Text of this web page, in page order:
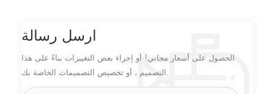
ارسل رسالة
الحصول على أسعار مجاني! أو إجراء بعض التغييرات بناءً على هذا
التصميم ، أو تخصيص التصميمات الخاصة بك.